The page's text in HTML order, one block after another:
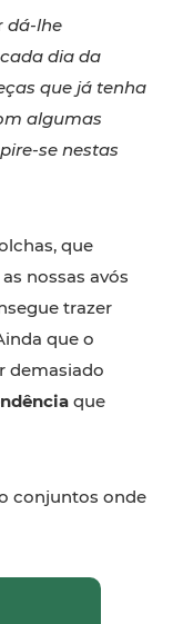
dá-lhe
dia da
que já tenha
algumas
se nestas
que
nossas avós
trazer
que o
demasiado
que
conjuntos onde